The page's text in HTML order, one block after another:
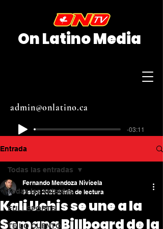
On Latino Media
admin@onlatino.ca
-03:11
Entrada
Todas las entradas
FULLSPORTS
TE LO CUENTO
Todas las entradas
Kali Uchis se une a la
Semana Billboard de la
Fernando Mendoza Nivicela
9 sept 2025 2 min de lectura